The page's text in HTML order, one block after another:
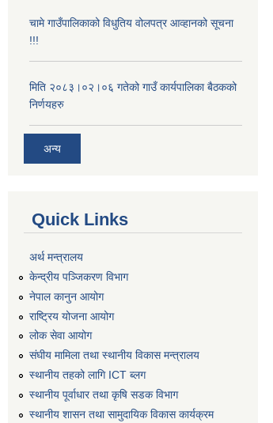
चामे गाउँपालिकाको विधुतिय वोलपत्र आव्हानको सूचना
!!!
मिति २०८३।०२।०६ गतेको गाउँ कार्यपालिका बैठकको
निर्णयहरु
अन्य
Quick Links
अर्थ मन्त्रालय
केन्द्रीय पञ्जिकरण विभाग
नेपाल कानुन आयोग
राष्ट्रिय योजना आयोग
लोक सेवा आयोग
संघीय मामिला तथा स्थानीय विकास मन्त्रालय
स्थानीय तहको लागि ICT ब्लग
स्थानीय पूर्वाधार तथा कृषि सडक विभाग
स्थानीय शासन तथा सामुदायिक विकास कार्यक्रम